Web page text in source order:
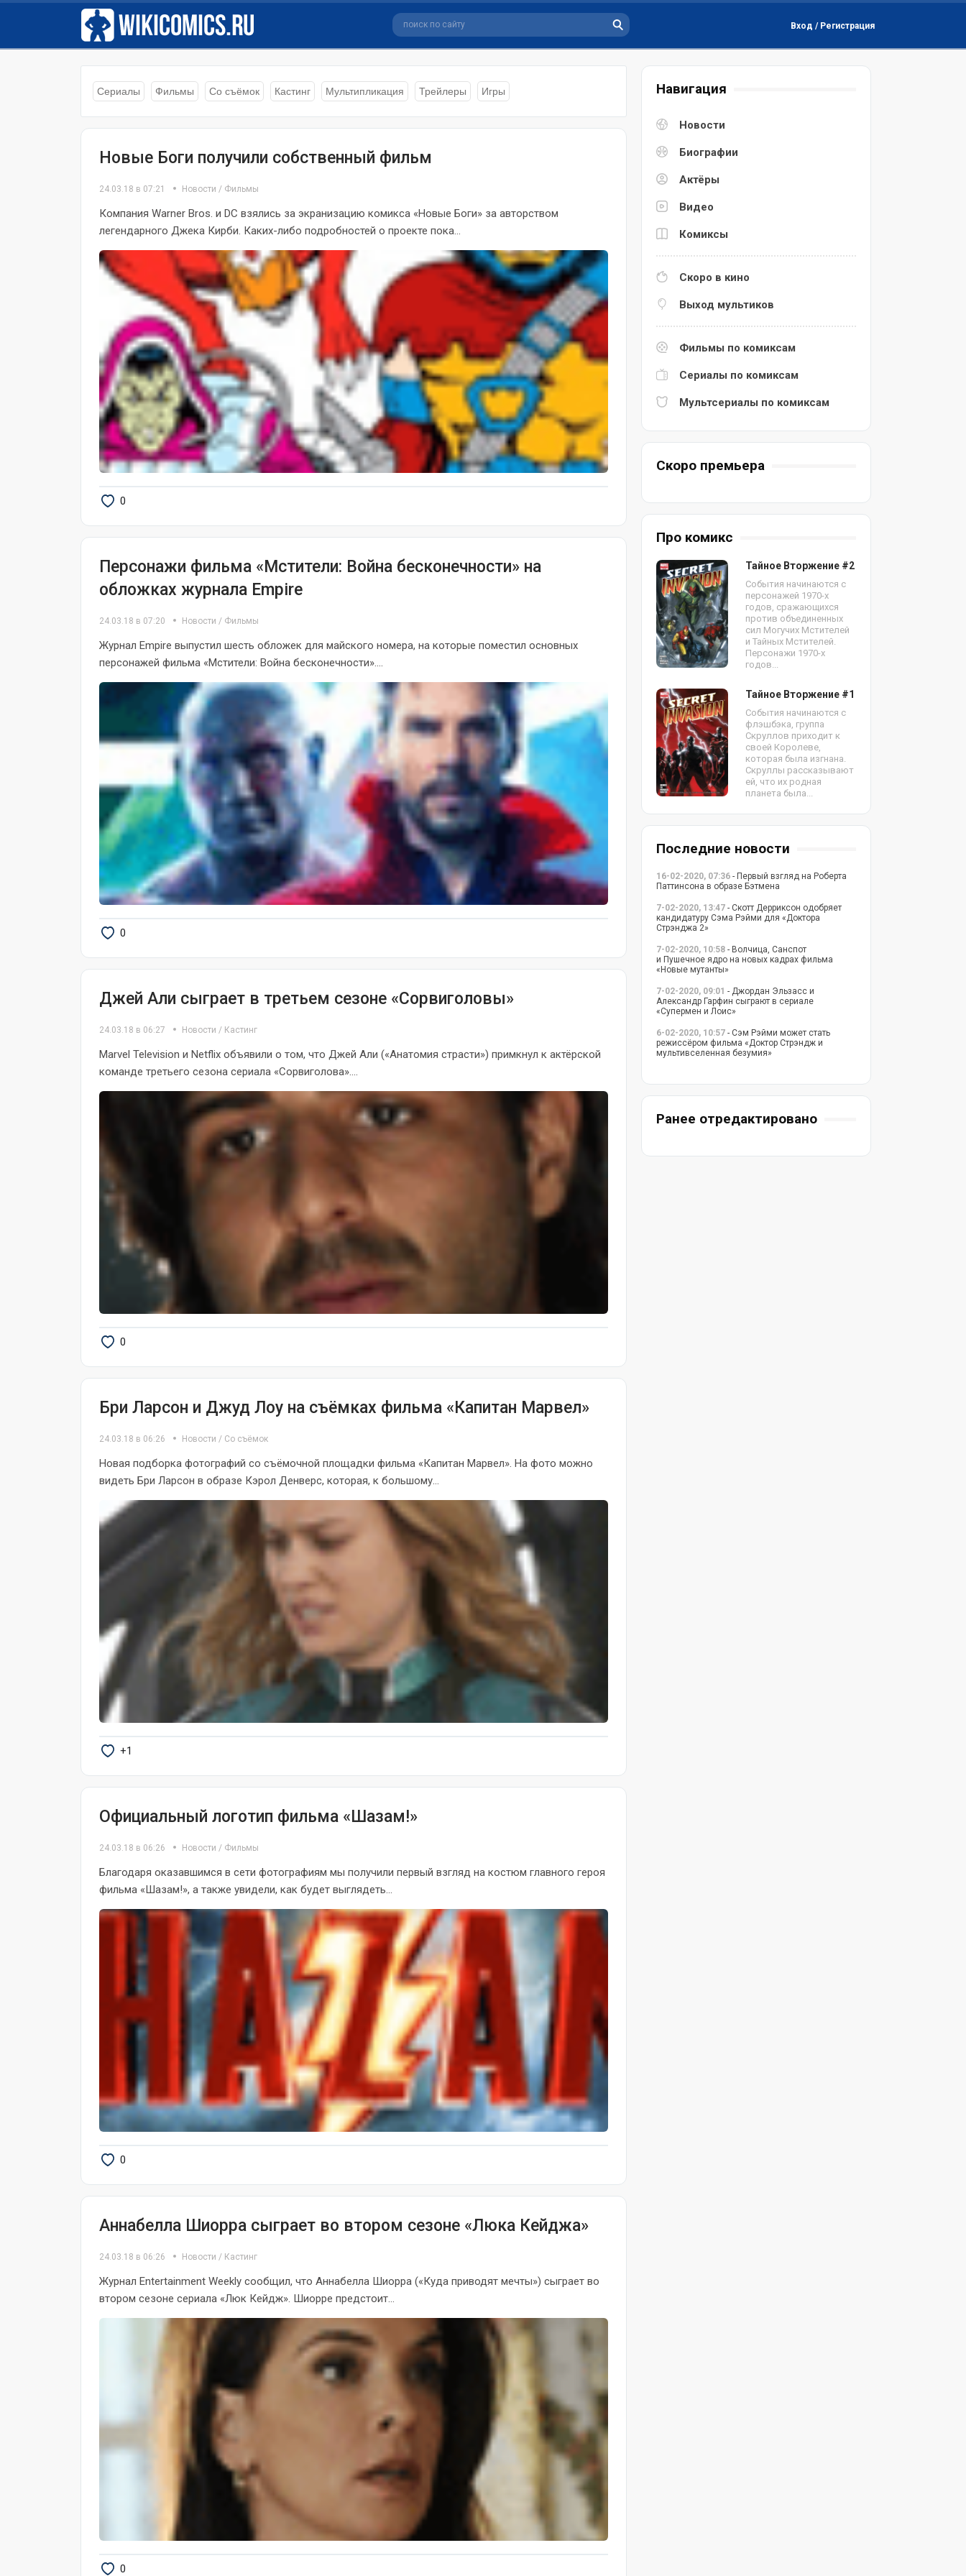
Вход / Регистрация
Сериалы Фильмы Со съёмок Кастинг Мультипликация Трейлеры Игры
Новые Боги получили собственный фильм
24.03.18 в 07:21 Новости / Фильмы
Компания Warner Bros. и DC взялись за экранизацию комикса «Новые Боги» за авторством
легендарного Джека Кирби. Каких-либо подробностей о проекте пока...
0
Персонажи фильма «Мстители: Война бесконечности» на
обложках журнала Empire
24.03.18 в 07:20 Новости / Фильмы
Журнал Empire выпустил шесть обложек для майского номера, на которые поместил основных
персонажей фильма «Мстители: Война бесконечности»....
0
Джей Али сыграет в третьем сезоне «Сорвиголовы»
24.03.18 в 06:27 Новости / Кастинг
Marvel Television и Netflix объявили о том, что Джей Али («Анатомия страсти») примкнул к актёрской
команде третьего сезона сериала «Сорвиголова»....
0
Бри Ларсон и Джуд Лоу на съёмках фильма «Капитан Марвел»
24.03.18 в 06:26 Новости / Со съёмок
Новая подборка фотографий со съёмочной площадки фильма «Капитан Марвел». На фото можно
видеть Бри Ларсон в образе Кэрол Денверс, которая, к большому...
+1
Официальный логотип фильма «Шазам!»
24.03.18 в 06:26 Новости / Фильмы
Благодаря оказавшимся в сети фотографиям мы получили первый взгляд на костюм главного героя
фильма «Шазам!», а также увидели, как будет выглядеть...
0
Аннабелла Шиорра сыграет во втором сезоне «Люка Кейджа»
24.03.18 в 06:26 Новости / Кастинг
Журнал Entertainment Weekly сообщил, что Аннабелла Шиорра («Куда приводят мечты») сыграет во
втором сезоне сериала «Люк Кейдж». Шиорре предстоит...
0
Навигация
Новости
Биографии
Актёры
Видео
Комиксы
Скоро в кино
Выход мультиков
Фильмы по комиксам
Сериалы по комиксам
Мультсериалы по комиксам
Скоро премьера
Про комикс
Тайное Вторжение #2
События начинаются с
персонажей 1970-х
годов, сражающихся
против объединенных
сил Могучих Мстителей
и Тайных Мстителей.
Персонажи 1970-х
годов...
Тайное Вторжение #1
События начинаются с
флэшбэка, группа
Скруллов приходит к
своей Королеве,
которая была изгнана.
Скруллы рассказывают
ей, что их родная
планета была...
Последние новости
16-02-2020, 07:36 - Первый взгляд на Роберта
Паттинсона в образе Бэтмена
7-02-2020, 13:47 - Скотт Дерриксон одобряет
кандидатуру Сэма Рэйми для «Доктора
Стрэнджа 2»
7-02-2020, 10:58 - Волчица, Санспот
и Пушечное ядро на новых кадрах фильма
«Новые мутанты»
7-02-2020, 09:01 - Джордан Эльзасс и
Александр Гарфин сыграют в сериале
«Супермен и Лоис»
6-02-2020, 10:57 - Сэм Рэйми может стать
режиссёром фильма «Доктор Стрэндж и
мультивселенная безумия»
Ранее отредактировано